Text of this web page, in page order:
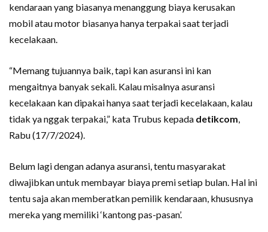
kendaraan yang biasanya menanggung biaya kerusakan
mobil atau motor biasanya hanya terpakai saat terjadi
kecelakaan.
“Memang tujuannya baik, tapi kan asuransi ini kan
mengaitnya banyak sekali. Kalau misalnya asuransi
kecelakaan kan dipakai hanya saat terjadi kecelakaan, kalau
tidak ya nggak terpakai,” kata Trubus kepada detikcom
Rabu (17/7/2024).
Belum lagi dengan adanya asuransi, tentu masyarakat
diwajibkan untuk membayar biaya premi setiap bulan. Hal ini
tentu saja akan memberatkan pemilik kendaraan, khususnya
mereka yang memiliki ‘kantong pas-pasan’.